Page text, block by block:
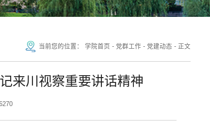
当前您的位置： 学院首页 - 党群工作 - 党建动态 - 正文
来川视察重要讲话精神